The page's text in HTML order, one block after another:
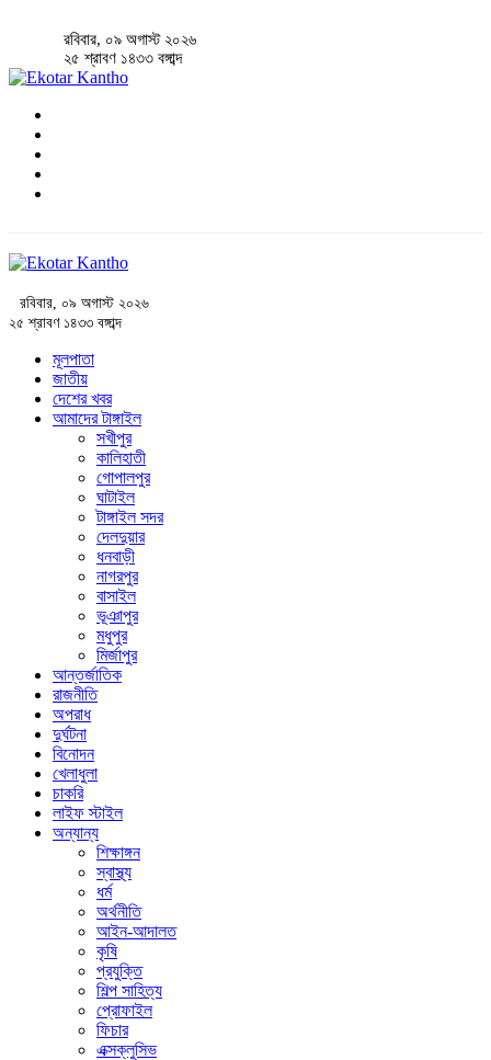
রবিবার, ০৯ অগাস্ট ২০২৬
২৫ শ্রাবণ ১৪৩৩ বঙ্গাব্দ
রবিবার, ০৯ অগাস্ট ২০২৬
২৫ শ্রাবণ ১৪৩৩ বঙ্গাব্দ
মূলপাতা
জাতীয়
দেশের খবর
আমাদের টাঙ্গাইল
সখীপুর
কালিহাতী
গোপালপুর
ঘাটাইল
টাঙ্গাইল সদর
দেলদুয়ার
ধনবাড়ী
নাগরপুর
বাসাইল
ভূঞাপুর
মধুপুর
মির্জাপুর
আন্তর্জাতিক
রাজনীতি
অপরাধ
দুর্ঘটনা
বিনোদন
খেলাধুলা
চাকরি
লাইফ স্টাইল
অন্যান্য
শিক্ষাঙ্গন
স্বাস্থ্য
ধর্ম
অর্থনীতি
আইন-আদালত
কৃষি
প্রযুক্তি
শিল্প সাহিত্য
প্রোফাইল
ফিচার
এক্সক্লুসিভ